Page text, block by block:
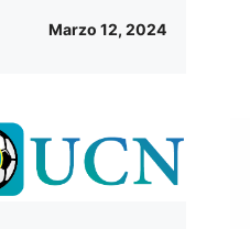
Marzo 12, 2024